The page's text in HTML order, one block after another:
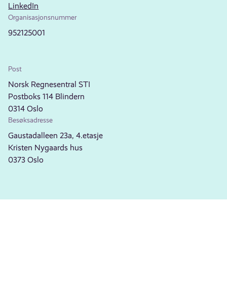
LinkedIn
Organisasjonsnummer
952125001
Post
Norsk Regnesentral STI
Postboks 114 Blindern
0314 Oslo
Besøksadresse
Gaustadalleen 23a, 4.etasje
Kristen Nygaards hus
0373 Oslo